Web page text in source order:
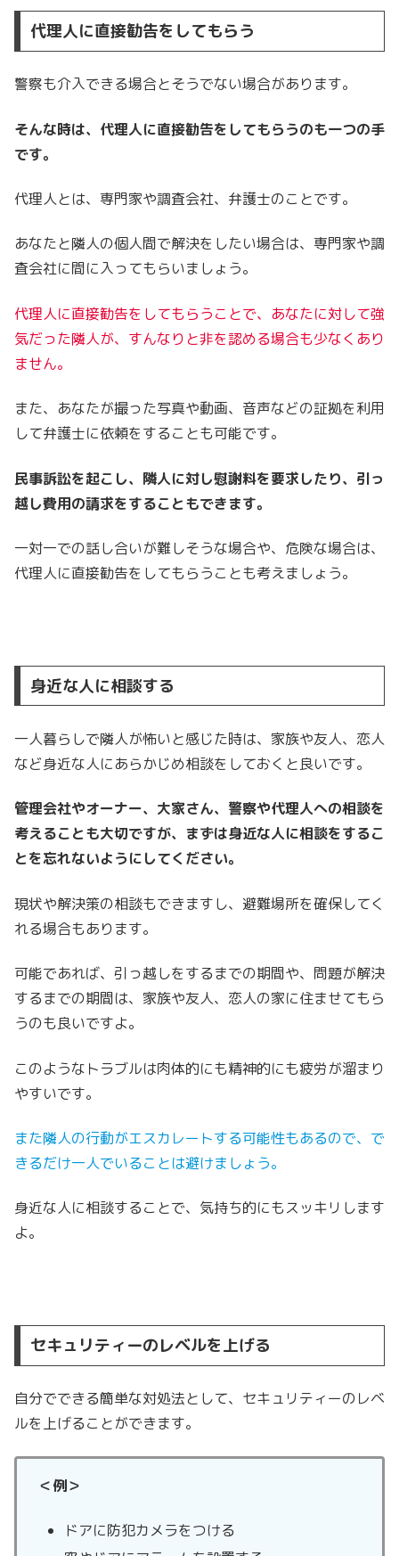
代理人に直接勧告をしてもらう
警察も介入できる場合とそうでない場合があります。
そんな時は、代理人に直接勧告をしてもらうのも一つの手
です。
代理人とは、専門家や調査会社、弁護士のことです。
あなたと隣人の個人間で解決をしたい場合は、専門家や調
査会社に間に入ってもらいましょう。
代理人に直接勧告をしてもらうことで、あなたに対して強
気だった隣人が、すんなりと非を認める場合も少なくあり
ません。
また、あなたが撮った写真や動画、音声などの証拠を利用
して弁護士に依頼をすることも可能です。
民事訴訟を起こし、隣人に対し慰謝料を要求したり、引っ
越し費用の請求をすることもできます。
一対一での話し合いが難しそうな場合や、危険な場合は、
代理人に直接勧告をしてもらうことも考えましょう。
身近な人に相談する
一人暮らしで隣人が怖いと感じた時は、家族や友人、恋人
など身近な人にあらかじめ相談をしておくと良いです。
管理会社やオーナー、大家さん、警察や代理人への相談を
考えることも大切ですが、まずは身近な人に相談をするこ
とを忘れないようにしてください。
現状や解決策の相談もできますし、避難場所を確保してく
れる場合もあります。
可能であれば、引っ越しをするまでの期間や、問題が解決
するまでの期間は、家族や友人、恋人の家に住ませてもら
うのも良いですよ。
このようなトラブルは肉体的にも精神的にも疲労が溜まり
やすいです。
また隣人の行動がエスカレートする可能性もあるので、で
きるだけ一人でいることは避けましょう。
身近な人に相談することで、気持ち的にもスッキリします
よ。
セキュリティーのレベルを上げる
自分でできる簡単な対処法として、セキュリティーのレベ
ルを上げることができます。
＜例＞
ドアに防犯カメラをつける